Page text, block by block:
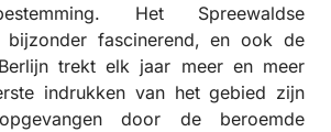
Het Spreewaldse
bijzonder fascinerend, en ook de
trekt elk jaar meer en meer
indrukken van het gebied zijn
door de beroemde